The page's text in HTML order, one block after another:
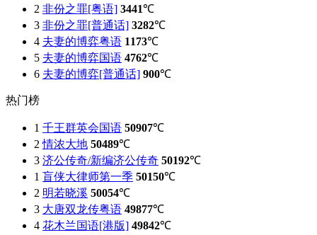
2 非份之罪[粤语] 3441℃
3 非份之罪[普通话] 3282℃
4 夫妻的博弈粤语 1173℃
5 夫妻的博弈国语 4762℃
6 夫妻的博弈[普通话] 900℃
热门榜
1 千王群英会国语 50907℃
2 情浓大地 50489℃
3 济公传奇/新编济公传奇 50192℃
1 盲侠大律师第一季 50150℃
2 明若晓溪 50054℃
3 大唐双龙传粤语 49877℃
4 花木兰国语[港版] 49842℃